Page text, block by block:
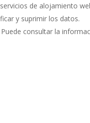
de alojamiento
y suprimir los datos.
Puede consultar la